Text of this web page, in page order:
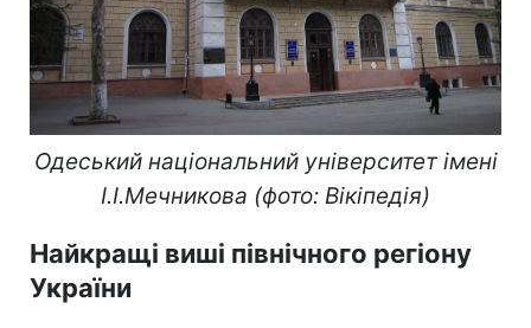
Одеський національний університет імені
І.І.Мечникова (фото: Вікіпедія)
Найкращі виші північного регіону
України